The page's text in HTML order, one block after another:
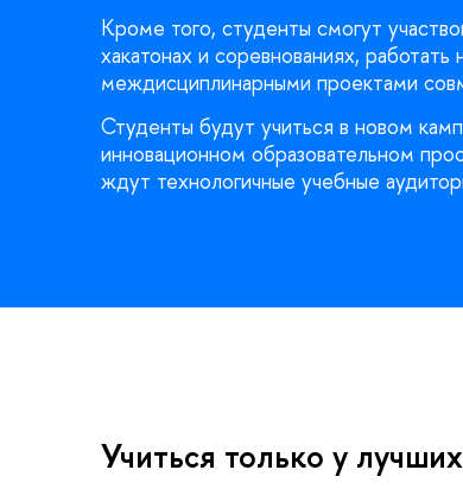
Кроме того, студенты смогут
хакатонах и соревнованиях,
междисциплинарными проектами
Студенты будут учиться в новом
инновационном образовательном
ждут технологичные учебные
Учиться только у лучших